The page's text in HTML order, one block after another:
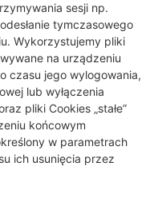
sesji np.
tymczasowego
Wykorzystujemy pliki
na urządzeniu
czasu jego wylogowania,
lub wyłączenia
pliki Cookies „stałe”
końcowym
w parametrach
ich usunięcia przez